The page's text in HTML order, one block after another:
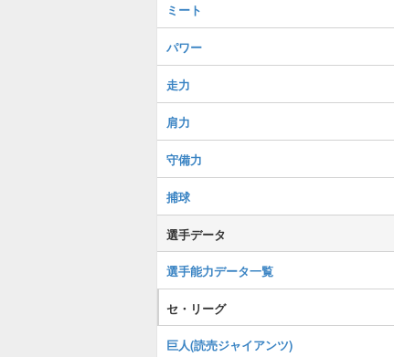
ミート
パワー
走力
肩力
守備力
捕球
選手データ
選手能力データ一覧
セ・リーグ
巨人(読売ジャイアンツ)